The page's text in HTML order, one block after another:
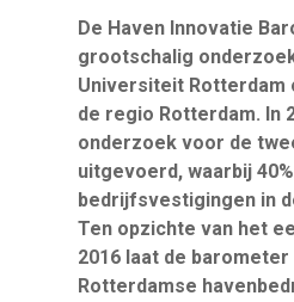
De Haven Innovatie
grootschalig
Universiteit Rotterdam
de regio Rotterdam. In
onderzoek voor de
uitgevoerd, waarbij
bedrijfsvestigingen in
Ten opzichte van het
2016 laat de
Rotterdamse